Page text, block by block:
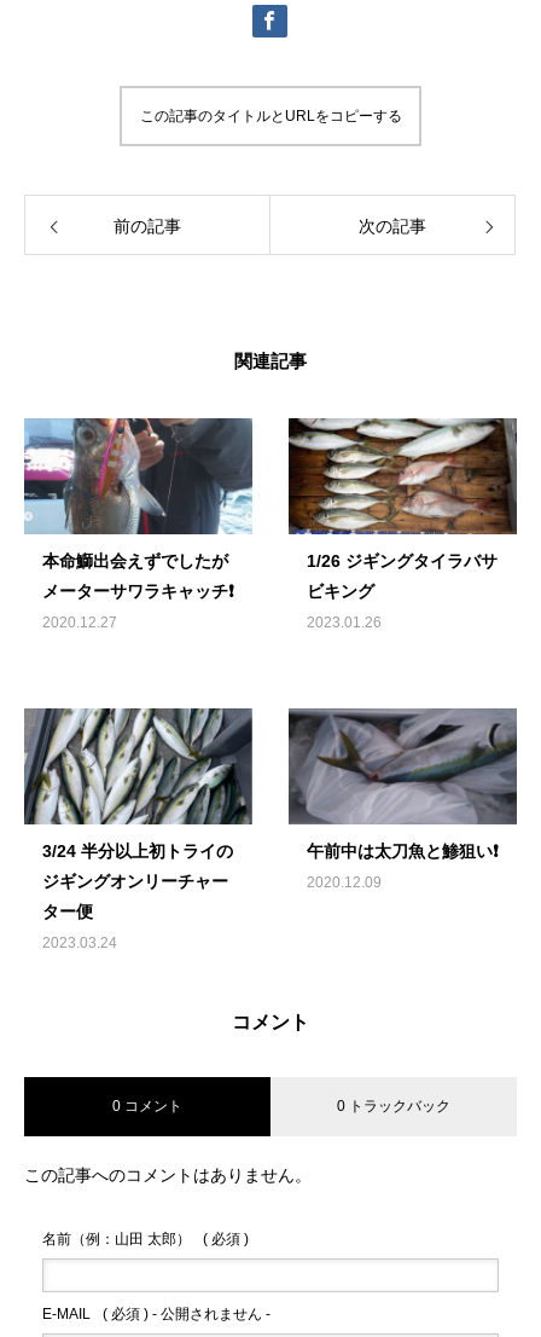
この記事のタイトルとURLをコピーする
前の記事 次の記事
関連記事
本命鰤出会えずでしたが
メーターサワラキャッチ❗️
2020.12.27
1/26 ジギングタイラバサ
ビキング
2023.01.26
3/24 半分以上初トライの
ジギングオンリーチャー
ター便
2023.03.24
午前中は太刀魚と鯵狙い❗️
2020.12.09
コメント
0 コメント 0 トラックバック
この記事へのコメントはありません。
名前（例：山田 太郎） ( 必須 )
E-MAIL ( 必須 ) - 公開されません -